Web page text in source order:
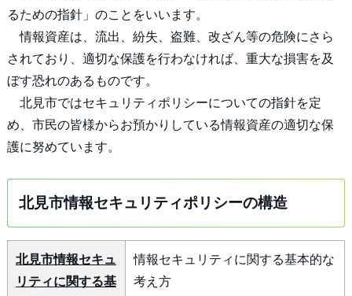
るための指針」のことをいいます。
情報資産は、流出、紛失、盗難、改ざん等の危険にさら
されており、適切な保護を行わなければ、重大な損害を及
ぼす恐れのあるものです。
北見市ではセキュリティポリシーについての指針を定
め、市民の皆様からお預かりしている情報資産の適切な保
護に努めています。
北見市情報セキュリティポリシーの構造
北見市情報セキュ
リティに関する基
情報セキュリティに関する基本的な
考え方